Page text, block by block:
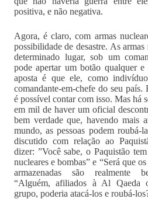
positiva, e não negativa.
Agora, é claro, com armas
possibilidade de desastre. As armas
determinado lugar, sob um
pode apertar um botão qualquer e
aposta é que ele, como
comandante-em-chefe do seu país.
é possível contar com isso. Mas há
em mil de haver um oficial
bem verdade que, havendo mais
mundo, as pessoas podem roubá-
discutido com relação ao
dizer: ”Você sabe, o Paquistão
nucleares e bombas” e “Será que
armazenadas são realmente
“Alguém, afiliados à Al Qaeda
grupo, poderia atacá-los e roubá-